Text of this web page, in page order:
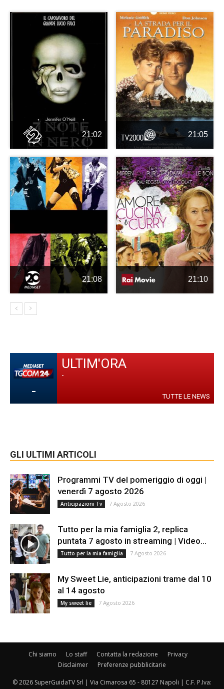
21:02 21:05
21:08 21:10
-
ULTIM'ORA
-
TUTTE LE NEWS
GLI ULTIMI ARTICOLI
Programmi TV del pomeriggio di oggi |
venerdì 7 agosto 2026
Anticipazioni Tv 7 Agosto 2026
Tutto per la mia famiglia 2, replica
puntata 7 agosto in streaming | Video...
Tutto per la mia famiglia 7 Agosto 2026
My Sweet Lie, anticipazioni trame dal 10
al 14 agosto
My sweet lie 7 Agosto 2026
Chi siamo Lo staff Contatta la redazione
Privacy
Disclaimer
Preferenze pubblicitarie
© 2026 SuperGuidaTV Srl | Via Cimarosa 65 - 80127 Napoli | C.F. P.Iva: